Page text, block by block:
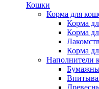
Кошки
Корма для
Корма
Корма
Корма
Наполнители